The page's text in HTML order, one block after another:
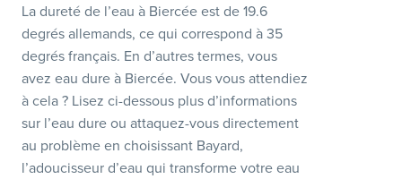
La dureté de l’eau à Biercée est de 19.6
degrés allemands, ce qui correspond à 35
degrés français. En d’autres termes, vous
avez eau dure à Biercée. Vous vous attendiez
à cela ? Lisez ci-dessous plus d’informations
sur l’eau dure ou attaquez-vous directement
au problème en choisissant Bayard,
l’adoucisseur d’eau qui transforme votre eau